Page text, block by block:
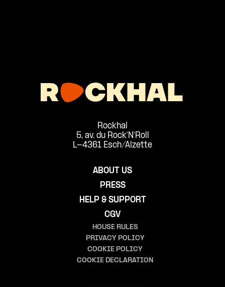
Rockhal
5, av. du Rock'N'Roll
L-4361 Esch/Alzette
ABOUT US
PRESS
HELP & SUPPORT
CGV
HOUSE RULES
PRIVACY POLICY
COOKIE POLICY
COOKIE DECLARATION